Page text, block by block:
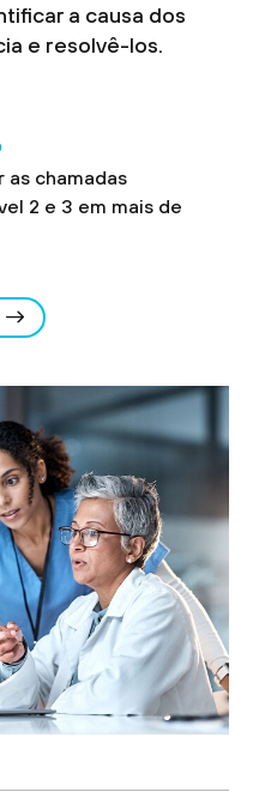
a causa dos
e resolvê-los.
as chamadas
2 e 3 em mais de